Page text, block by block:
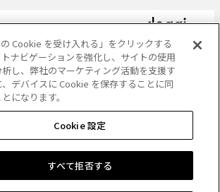
ングバッグに追加する
の Cookie を受け入れる」をクリックする
トナビゲーションを強化し、サイトの使用
し、弊社のマーケティング活動を支援す
、デバイスに Cookie を保存することに同
になります。
Cookie 設定
すべて拒否する